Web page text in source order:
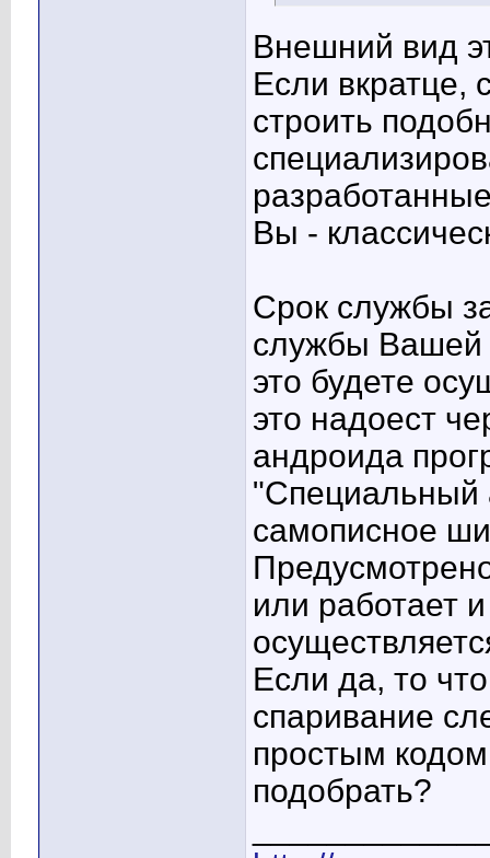
Внешний вид
Если вкратце,
строить
Вы -
Срок службы
службы Вашей
это будете
это надоест
андроида
"Специальный
самописное
или работает
Если да, то
спаривание
простым
подобрать?